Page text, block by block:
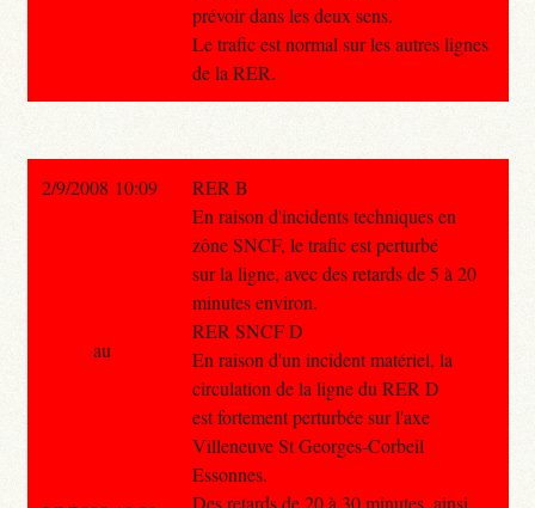
prévoir dans les deux sens.
Le trafic est normal sur les autres lignes
de la RER.
2/9/2008 10:09
RER B
En raison d'incidents techniques en
zône SNCF, le trafic est perturbé
sur la ligne, avec des retards de 5 à 20
minutes environ.
RER SNCF D
En raison d'un incident matériel, la
circulation de la ligne du RER D
est fortement perturbée sur l'axe
Villeneuve St Georges-Corbeil
Essonnes.
Des retards de 20 à 30 minutes, ainsi
au